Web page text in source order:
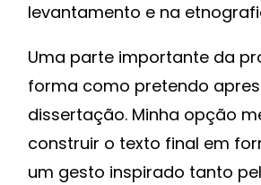
levantamento e na
Uma parte importante da
forma como pretendo
dissertação. Minha opção
construir o texto final em
um gesto inspirado tanto